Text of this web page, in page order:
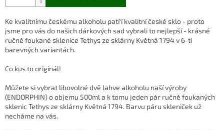
Ke kvalitnímu českému alkoholu patří kvalitní české sklo - proto
jsme pro vás do našich dárkových sad vybrali to nejlepší - krásné
ručně foukané sklenice Tethys ze sklárny Květná 1794 v 6-ti
barevných variantách.
Co kus to originál!
Můžete si vybrat libovolné dvě lahve alkoholu naší výroby
(ENDORPHIN) o objemu 500ml a k tomu jeden pár ručně foukaných
sklenic Tethys ze sklárny Květná 1794. Barvu páru skleniček už
necháme na vás.